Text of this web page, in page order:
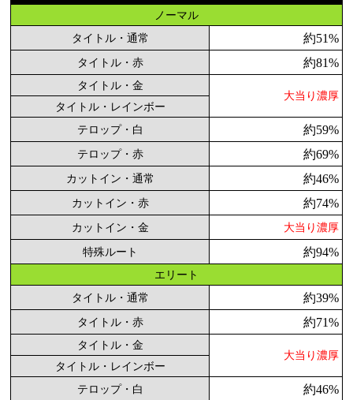
ノーマル
タイトル・通常
約51%
タイトル・赤 約81%
タイトル・金
大当り濃厚
タイトル・レインボー
テロップ・白
約59%
テロップ・赤 約69%
カットイン・通常 約46%
カットイン・赤 約74%
カットイン・金 大当り濃厚
特殊ルート 約94%
エリート
タイトル・通常
約39%
タイトル・赤 約71%
タイトル・金
大当り濃厚
タイトル・レインボー
テロップ・白
約46%